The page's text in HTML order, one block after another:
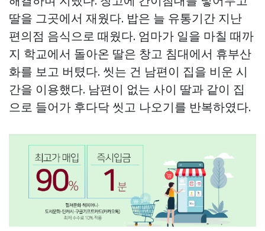
딸을 그곳에서 재웠다. 밥은 늘 유통기간 지난
편의점 음식으로 때웠다. 엄마가 일을 마칠 때까
지 학교에서 돌아온 딸은 창고 침대에서 휴부산
화를 보고 버텼다. 씻는 건 남편이 집을 비운 시
간을 이용했다. 남편이 없는 사이 딸과 같이 집
으로 들어가 후다닥 씻고 나오기를 반복하였다.